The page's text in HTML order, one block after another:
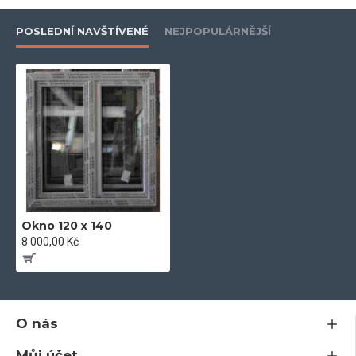
- dodáváme včetně kotev a kování
- 5-ti komorový profil
- kování Maco
- součinitel tepelného prostupu skla U =1 W/m 2k
- plastový profil stavební hloubky 71 mm
POSLEDNÍ NAVŠTÍVENÉ NEJPOPULÁRNĚJŠÍ
Okno 120 x 140
8 000,00 Kč
O nás